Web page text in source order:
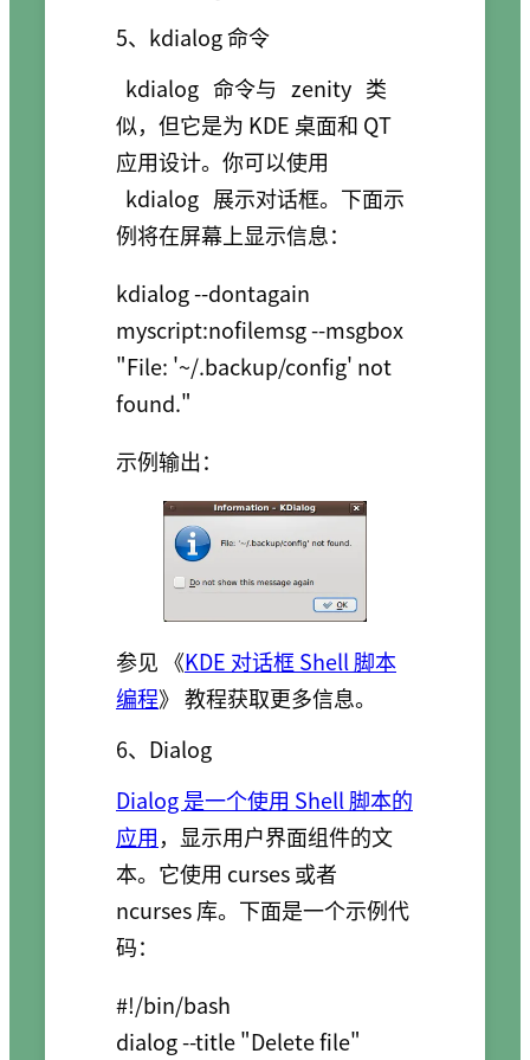
5、kdialog 命令
kdialog 命令与 zenity 类
似，但它是为 KDE 桌面和 QT
应用设计。你可以使用
kdialog 展示对话框。下面示
例将在屏幕上显示信息：
kdialog --dontagain
myscript:nofilemsg --msgbox
"File: '~/.backup/config' not
示例输出：
参见 《KDE 对话框 Shell 脚本
编程》 教程获取更多信息。
6、Dialog
Dialog 是一个使用 Shell 脚本的
应用，显示用户界面组件的文
本。它使用 curses 或者
ncurses 库。下面是一个示例代
码：
#!/bin/bash
dialog --title "Delete file"